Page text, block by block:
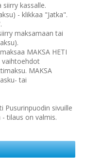
kassalle.
- klikkaa "Jatka".
maksamaan tai
MAKSA HETI
vaihtoehdot
MAKSA
tai
Pusurinpuodin sivuille
tilaus on valmis.